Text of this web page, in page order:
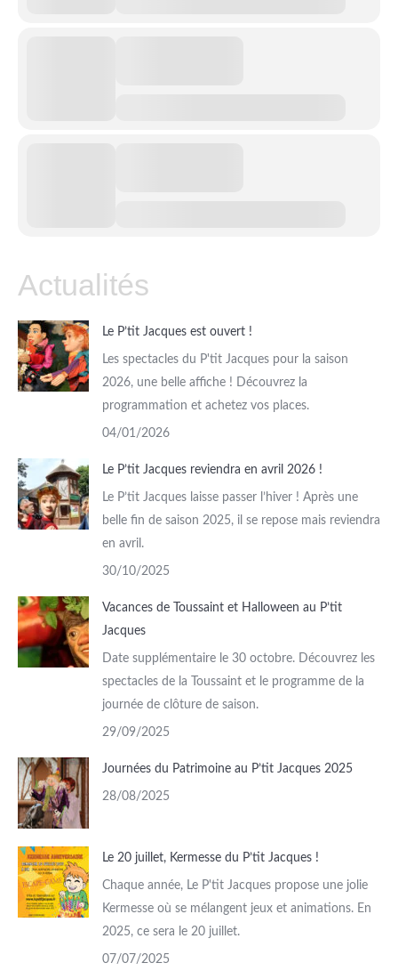
Actualités
Le P’tit Jacques est ouvert !
Les spectacles du P'tit Jacques pour la saison
2026, une belle affiche ! Découvrez la
programmation et achetez vos places.
04/01/2026
Le P’tit Jacques reviendra en avril 2026 !
Le P’tit Jacques laisse passer l’hiver ! Après une
belle fin de saison 2025, il se repose mais reviendra
en avril.
30/10/2025
Vacances de Toussaint et Halloween au P’tit
Jacques
Date supplémentaire le 30 octobre. Découvrez les
spectacles de la Toussaint et le programme de la
journée de clôture de saison.
29/09/2025
Journées du Patrimoine au P’tit Jacques 2025
28/08/2025
Le 20 juillet, Kermesse du P’tit Jacques !
Chaque année, Le P'tit Jacques propose une jolie
Kermesse où se mélangent jeux et animations. En
2025, ce sera le 20 juillet.
07/07/2025